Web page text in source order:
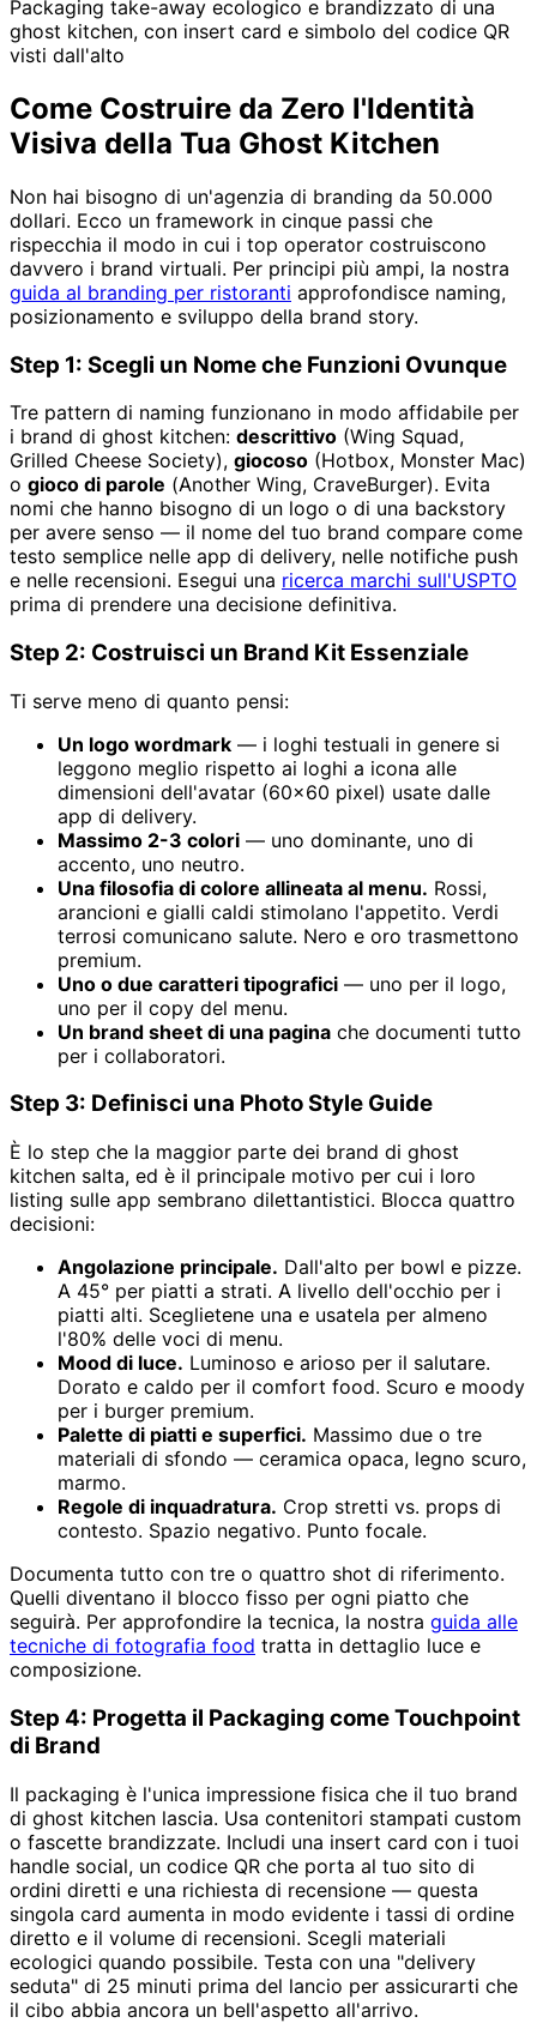
Packaging take-away ecologico e brandizzato di una
ghost kitchen, con insert card e simbolo del codice QR
visti dall'alto
Come Costruire da Zero l'Identità
Visiva della Tua Ghost Kitchen
Non hai bisogno di un'agenzia di branding da 50.000
dollari. Ecco un framework in cinque passi che
rispecchia il modo in cui i top operator costruiscono
davvero i brand virtuali. Per principi più ampi, la nostra
guida al branding per ristoranti approfondisce naming,
posizionamento e sviluppo della brand story.
Step 1: Scegli un Nome che Funzioni Ovunque
Tre pattern di naming funzionano in modo affidabile per
i brand di ghost kitchen: descrittivo (Wing Squad,
Grilled Cheese Society), giocoso (Hotbox, Monster Mac)
o gioco di parole (Another Wing, CraveBurger). Evita
nomi che hanno bisogno di un logo o di una backstory
per avere senso — il nome del tuo brand compare come
testo semplice nelle app di delivery, nelle notifiche push
e nelle recensioni. Esegui una ricerca marchi sull'USPTO
prima di prendere una decisione definitiva.
Step 2: Costruisci un Brand Kit Essenziale
Ti serve meno di quanto pensi:
Un logo wordmark — i loghi testuali in genere si
leggono meglio rispetto ai loghi a icona alle
dimensioni dell'avatar (60×60 pixel) usate dalle
app di delivery.
Massimo 2-3 colori — uno dominante, uno di
accento, uno neutro.
Una filosofia di colore allineata al menu. Rossi,
arancioni e gialli caldi stimolano l'appetito. Verdi
terrosi comunicano salute. Nero e oro trasmettono
premium.
Uno o due caratteri tipografici — uno per il logo,
uno per il copy del menu.
Un brand sheet di una pagina che documenti tutto
per i collaboratori.
Step 3: Definisci una Photo Style Guide
È lo step che la maggior parte dei brand di ghost
kitchen salta, ed è il principale motivo per cui i loro
listing sulle app sembrano dilettantistici. Blocca quattro
decisioni:
Angolazione principale. Dall'alto per bowl e pizze.
A 45° per piatti a strati. A livello dell'occhio per i
piatti alti. Sceglietene una e usatela per almeno
l'80% delle voci di menu.
Mood di luce. Luminoso e arioso per il salutare.
Dorato e caldo per il comfort food. Scuro e moody
per i burger premium.
Palette di piatti e superfici. Massimo due o tre
materiali di sfondo — ceramica opaca, legno scuro,
marmo.
Regole di inquadratura. Crop stretti vs. props di
contesto. Spazio negativo. Punto focale.
Documenta tutto con tre o quattro shot di riferimento.
Quelli diventano il blocco fisso per ogni piatto che
seguirà. Per approfondire la tecnica, la nostra guida alle
tecniche di fotografia food tratta in dettaglio luce e
composizione.
Step 4: Progetta il Packaging come Touchpoint
di Brand
Il packaging è l'unica impressione fisica che il tuo brand
di ghost kitchen lascia. Usa contenitori stampati custom
o fascette brandizzate. Includi una insert card con i tuoi
handle social, un codice QR che porta al tuo sito di
ordini diretti e una richiesta di recensione — questa
singola card aumenta in modo evidente i tassi di ordine
diretto e il volume di recensioni. Scegli materiali
ecologici quando possibile. Testa con una "delivery
seduta" di 25 minuti prima del lancio per assicurarti che
il cibo abbia ancora un bell'aspetto all'arrivo.